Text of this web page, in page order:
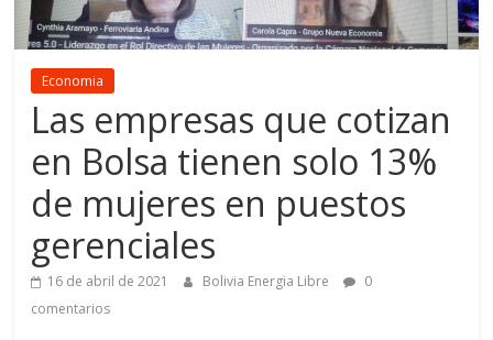
Economia
Las empresas que cotizan
en Bolsa tienen solo 13%
de mujeres en puestos
gerenciales
16 de abril de 2021 Bolivia Energia Libre
0
comentarios